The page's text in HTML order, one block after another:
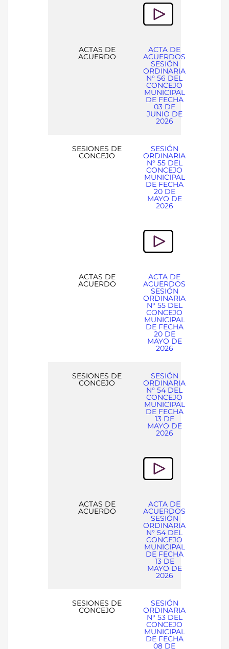
ACTAS DE
ACUERDO
ACTA DE
ACUERDOS
SESIÓN
ORDINARIA
N° 56 DEL
CONCEJO
MUNICIPAL
DE FECHA
03 DE
JUNIO DE
2026
SESIONES DE
CONCEJO
SESIÓN
ORDINARIA
N° 55 DEL
CONCEJO
MUNICIPAL
DE FECHA
20 DE
MAYO DE
2026
ACTAS DE
ACUERDO
ACTA DE
ACUERDOS
SESIÓN
ORDINARIA
N° 55 DEL
CONCEJO
MUNICIPAL
DE FECHA
20 DE
MAYO DE
2026
SESIONES DE
CONCEJO
SESIÓN
ORDINARIA
N° 54 DEL
CONCEJO
MUNICIPAL
DE FECHA
13 DE
MAYO DE
2026
ACTAS DE
ACUERDO
ACTA DE
ACUERDOS
SESIÓN
ORDINARIA
N° 54 DEL
CONCEJO
MUNICIPAL
DE FECHA
13 DE
MAYO DE
2026
SESIONES DE
CONCEJO
SESIÓN
ORDINARIA
N° 53 DEL
CONCEJO
MUNICIPAL
DE FECHA
08 DE